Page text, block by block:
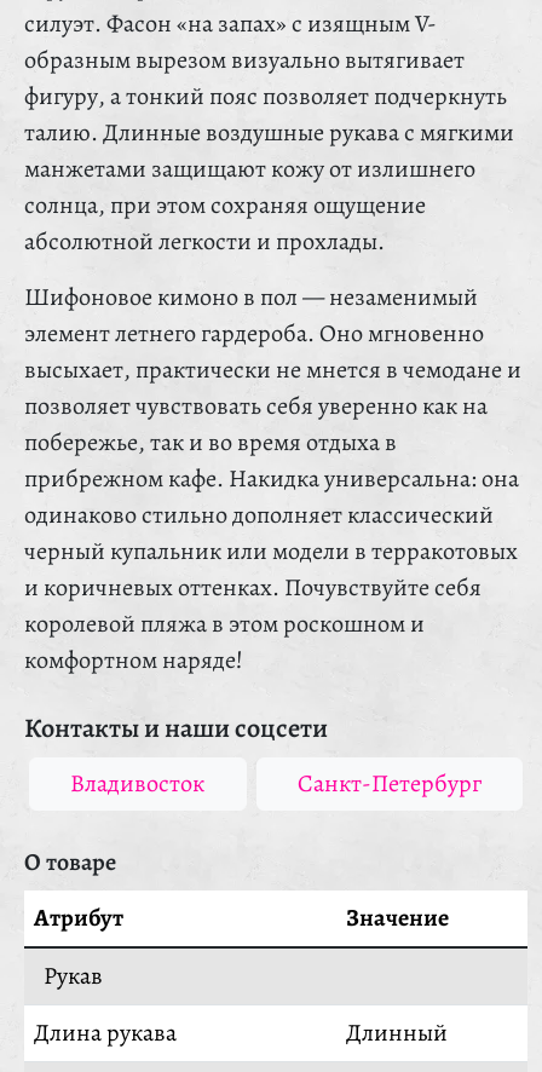
силуэт. Фасон «на запах» с изящным V-
образным вырезом визуально вытягивает
фигуру, а тонкий пояс позволяет подчеркнуть
талию. Длинные воздушные рукава с мягкими
манжетами защищают кожу от излишнего
солнца, при этом сохраняя ощущение
абсолютной легкости и прохлады.
Шифоновое кимоно в пол — незаменимый
элемент летнего гардероба. Оно мгновенно
высыхает, практически не мнется в чемодане и
позволяет чувствовать себя уверенно как на
побережье, так и во время отдыха в
прибрежном кафе. Накидка универсальна: она
одинаково стильно дополняет классический
черный купальник или модели в терракотовых
и коричневых оттенках. Почувствуйте себя
королевой пляжа в этом роскошном и
комфортном наряде!
Контакты и наши соцсети
Владивосток Санкт-Петербург
О товаре
Атрибут
Значение
Рукав
Длина рукава
Длинный